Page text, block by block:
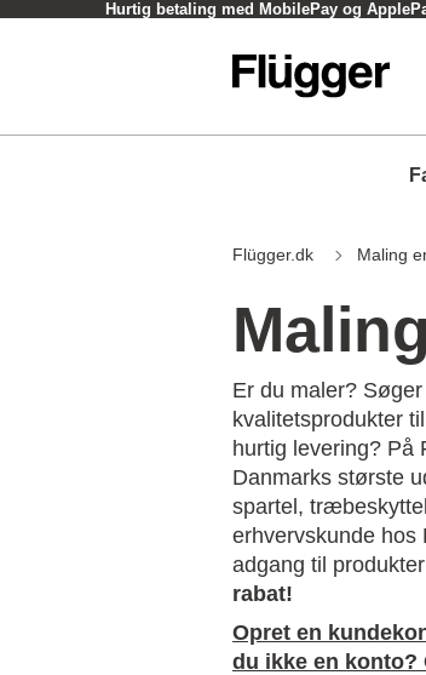
Hurtig betaling med MobilePay og
Flügger.dk Maling
Er du maler?
kvalitetsprodukter
hurtig levering? På
Danmarks største
spartel,
erhvervskunde hos
adgang til
rabat!
Opret en
du ikke en konto?